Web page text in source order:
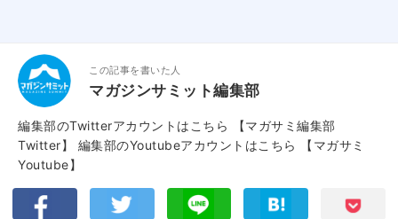
この記事を書いた人
マガジンサミット編集部
編集部のTwitterアカウントはこちら
【マガサミ編集部
Twitter】
編集部のYoutubeアカウントはこちら
【マガサミ
Youtube】